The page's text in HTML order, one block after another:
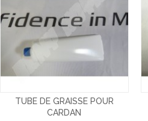
TUBE DE GRAISSE POUR
CARDAN